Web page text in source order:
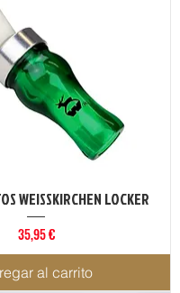
WEISSKIRCHEN LOCKER
Precio
35,95 €
al carrito